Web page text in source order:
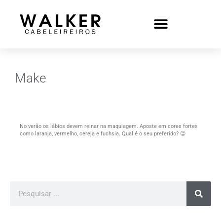
Make
No verão os lábios devem reinar na maquiagem. Aposte em cores fortes
como laranja, vermelho, cereja e fuchsia. Qual é o seu preferido? 😉